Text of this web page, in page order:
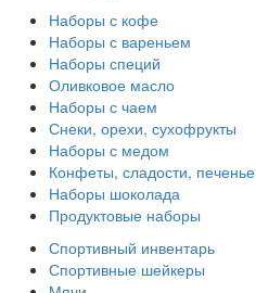
Наборы с кофе
Наборы с вареньем
Наборы специй
Оливковое масло
Наборы с чаем
Снеки, орехи, сухофрукты
Наборы с медом
Конфеты, сладости, печенье
Наборы шоколада
Продуктовые наборы
Спортивный инвентарь
Спортивные шейкеры